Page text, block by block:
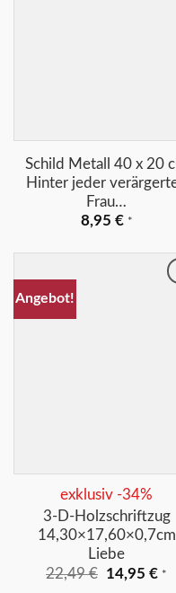
Schild Metall 40 x 20
Hinter jeder
Frau…
8,95 € *
Angebot!
exklusiv -34%
3-D-Holzschriftzug
14,30×17,60×0,7cm
Liebe
22,49€ 14,95€ *